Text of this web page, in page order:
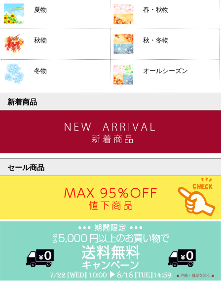
夏物 春・秋物
秋物 秋・冬物
冬物 オールシーズン
新着商品
セール商品